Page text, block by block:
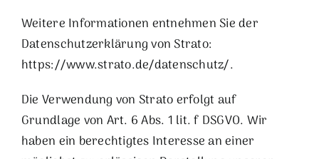
Weitere Informationen entnehmen Sie der
Datenschutzerklärung von Strato:
https://www.strato.de/datenschutz/.
Die Verwendung von Strato erfolgt auf
Grundlage von Art. 6 Abs. 1 lit. f DSGVO. Wir
haben ein berechtigtes Interesse an einer